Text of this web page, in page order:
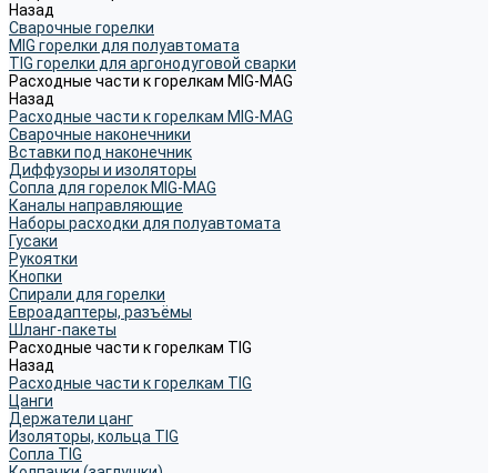
Назад
Сварочные горелки
MIG горелки для полуавтомата
TIG горелки для аргонодуговой сварки
Расходные части к горелкам MIG-MAG
Назад
Расходные части к горелкам MIG-MAG
Сварочные наконечники
Вставки под наконечник
Диффузоры и изоляторы
Сопла для горелок MIG-MAG
Каналы направляющие
Наборы расходки для полуавтомата
Гусаки
Рукоятки
Кнопки
Спирали для горелки
Евроадаптеры, разъёмы
Шланг-пакеты
Расходные части к горелкам TIG
Назад
Расходные части к горелкам TIG
Цанги
Держатели цанг
Изоляторы, кольца TIG
Сопла TIG